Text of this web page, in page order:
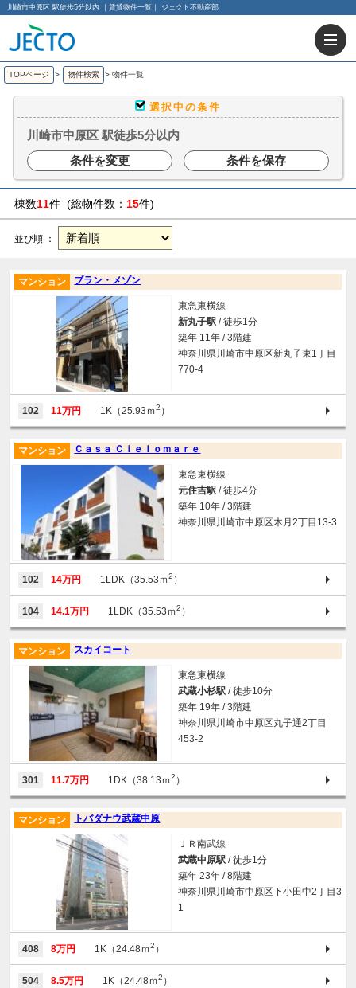
川崎市中原区 駅徒歩5分以内 ｜賃貸物件一覧｜ ジェクト不動産部
TOPページ > 物件検索 > 物件一覧
選択中の条件
川崎市中原区 駅徒歩5分以内
条件を変更
条件を保存
棟数11件 (総物件数： 15件)
並び順 ：
ブラン・メゾン
マンション
東急東横線
新丸子駅 / 徒歩1分
築年 11年 / 3階建
神奈川県川崎市中原区新丸子東1丁目
770-4
102 11万円 1K（25.93ｍ2 ）
Ｃａｓａ Ｃｉｅｌｏｍａｒｅ
マンション
東急東横線
元住吉駅 / 徒歩4分
築年 10年 / 3階建
神奈川県川崎市中原区木月2丁目13-3
102 14万円 1LDK（35.53ｍ2 ）
104 14.1万円 1LDK（35.53ｍ2 ）
スカイコート
マンション
東急東横線
武蔵小杉駅 / 徒歩10分
築年 19年 / 3階建
神奈川県川崎市中原区丸子通2丁目
453-2
301 11.7万円 1DK（38.13ｍ2 ）
トバダナウ武蔵中原
マンション
ＪＲ南武線
武蔵中原駅 / 徒歩1分
築年 23年 / 8階建
神奈川県川崎市中原区下小田中2丁目3-
1
408 8万円 1K（24.48ｍ2 ）
504 8.5万円 1K（24.48ｍ2 ）